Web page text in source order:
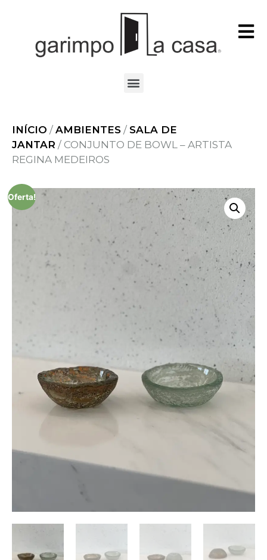
INÍCIO / AMBIENTES / SALA DE
JANTAR / CONJUNTO DE BOWL – ARTISTA
REGINA MEDEIROS
Oferta!